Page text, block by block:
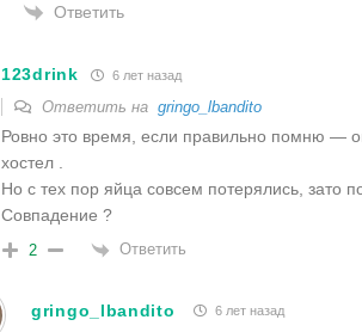
Ответить
123drink 6 лет назад
Ответить на gringo_lbandito
Ровно это время, если правильно помню —
хостел .
Но с тех пор яйца совсем потерялись, зато
Совпадение ?
2 Ответить
gringo_lbandito 6 лет назад